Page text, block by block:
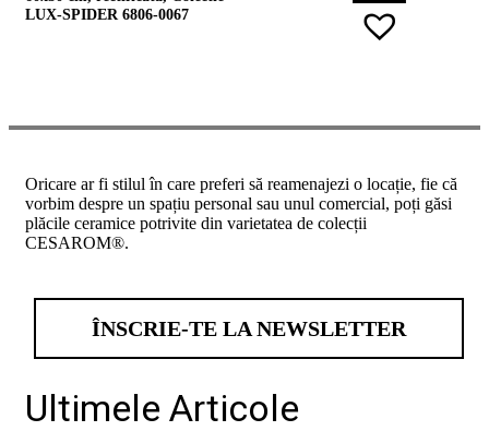
LUX-SPIDER 6806-0067
Oricare ar fi stilul în care preferi să reamenajezi o locație, fie că
vorbim despre un spațiu personal sau unul comercial, poți găsi
plăcile ceramice potrivite din varietatea de colecții
CESAROM®.
ÎNSCRIE-TE LA NEWSLETTER
Ultimele Articole